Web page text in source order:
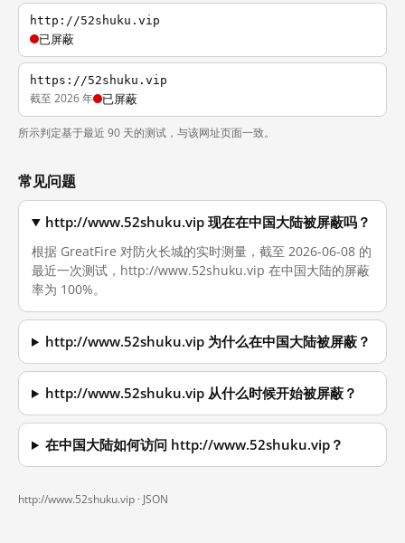
http://52shuku.vip
已屏蔽
https://52shuku.vip
截至 2026 年 已屏蔽
所示判定基于最近 90 天的测试，与该网址页面一致。
常见问题
http://www.52shuku.vip 现在在中国大陆被屏蔽吗？
根据 GreatFire 对防火长城的实时测量，截至 2026-06-08 的
最近一次测试，http://www.52shuku.vip 在中国大陆的屏蔽
率为 100%。
http://www.52shuku.vip 为什么在中国大陆被屏蔽？
http://www.52shuku.vip 从什么时候开始被屏蔽？
在中国大陆如何访问 http://www.52shuku.vip？
http://www.52shuku.vip · JSON